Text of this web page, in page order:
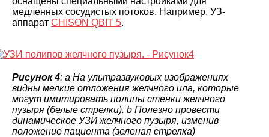
медленных сосудистых потоков. Например, УЗ-
аппарат CHISON QBIT 5.
Рисунок 4: a На ультразвуковых изображениях
видны мелкие отложения желчного ила, которые
могут имитировать полипы стенки желчного
пузыря (белые стрелки). b Полезно провести
динамическое УЗИ желчного пузыря, изменив
положение пациента (зеленая стрелка)